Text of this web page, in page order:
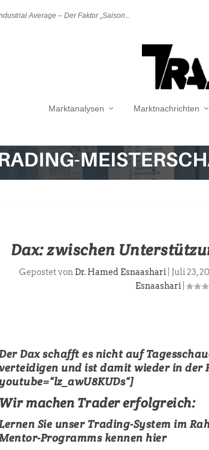
Average – Der Faktor „Saison...
Marktanalysen Marktnachrichten
Dax: zwischen
Gepostet von Dr. Hamed Esnaashari| Juli 23,
Esnaashari
Der Dax schafft es nicht auf
und ist damit wieder in der
youtube=“lz_awU8KUDs“]
Wir machen Trader erfolgreich:
Sie unser Trading-System im
Programms kennen hier